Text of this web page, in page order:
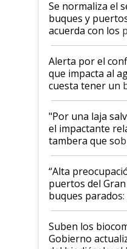
Se normaliza el
buques y
acuerda con los
suspende el
desregulación
Alerta por el
que impacta al
cuesta tener un
y el peligro de
pase a ser "país
"Por una laja
el impactante
tambera que
tornado
“Alta
puertos del
buques parados:
funcionamiento
exportadoras
la medida de
prácticos
Suben los
Gobierno